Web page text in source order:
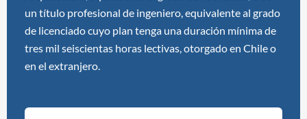
un título profesional de ingeniero, equivalente al grado
de licenciado cuyo plan tenga una duración mínima de
tres mil seiscientas horas lectivas, otorgado en Chile o
en el extranjero.